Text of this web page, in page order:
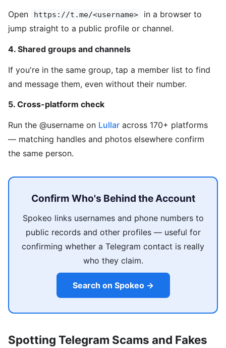
Open https://t.me/<username>
in a browser to
jump straight to a public profile or channel.
4. Shared groups and channels
If you're in the same group, tap a member list to find
and message them, even without their number.
5. Cross-platform check
Run the @username on Lullar across 170+ platforms
— matching handles and photos elsewhere confirm
the same person.
Confirm Who's Behind the Account
Spokeo links usernames and phone numbers to
public records and other profiles — useful for
confirming whether a Telegram contact is really
who they claim.
Search on Spokeo →
Spotting Telegram Scams and Fakes